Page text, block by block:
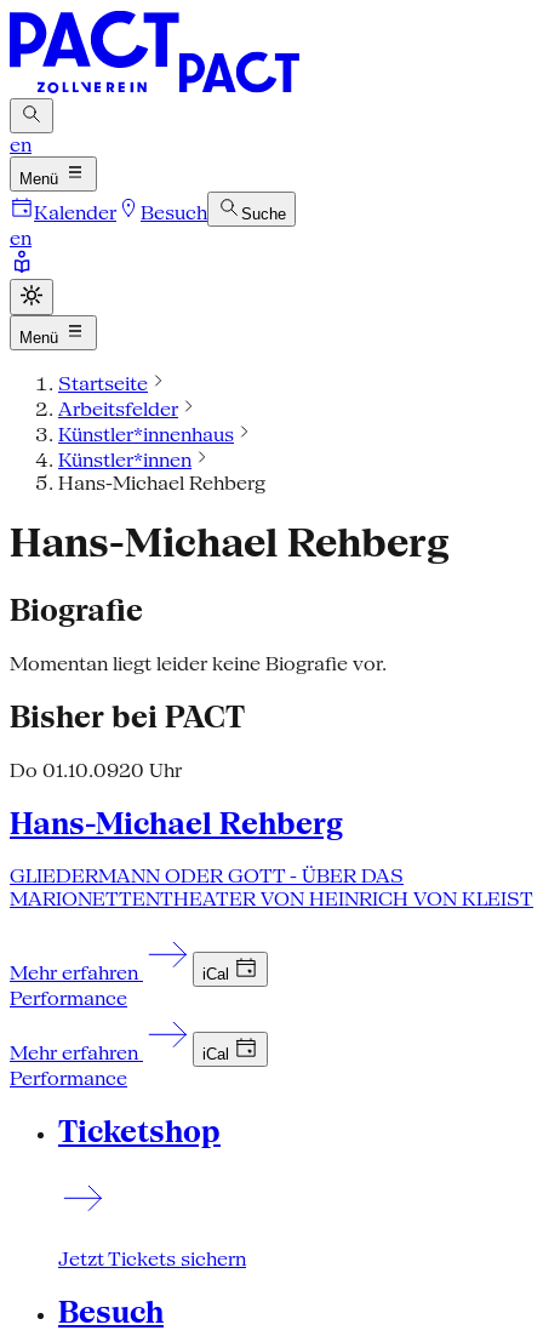
en
Menü
Kalender Besuch Suche
en
Menü
Startseite
Arbeitsfelder
Künstler*innenhaus
Künstler*innen
Hans-Michael Rehberg
Hans-Michael Rehberg
Biografie
Momentan liegt leider keine Biografie vor.
Bisher bei PACT
Do 01.10.0920 Uhr
Hans-Michael Rehberg
GLIEDERMANN ODER GOTT - ÜBER DAS
MARIONETTENTHEATER VON HEINRICH VON KLEIST
Mehr erfahren iCal
Performance
Mehr erfahren iCal
Performance
Ticketshop
Jetzt Tickets sichern
Besuch